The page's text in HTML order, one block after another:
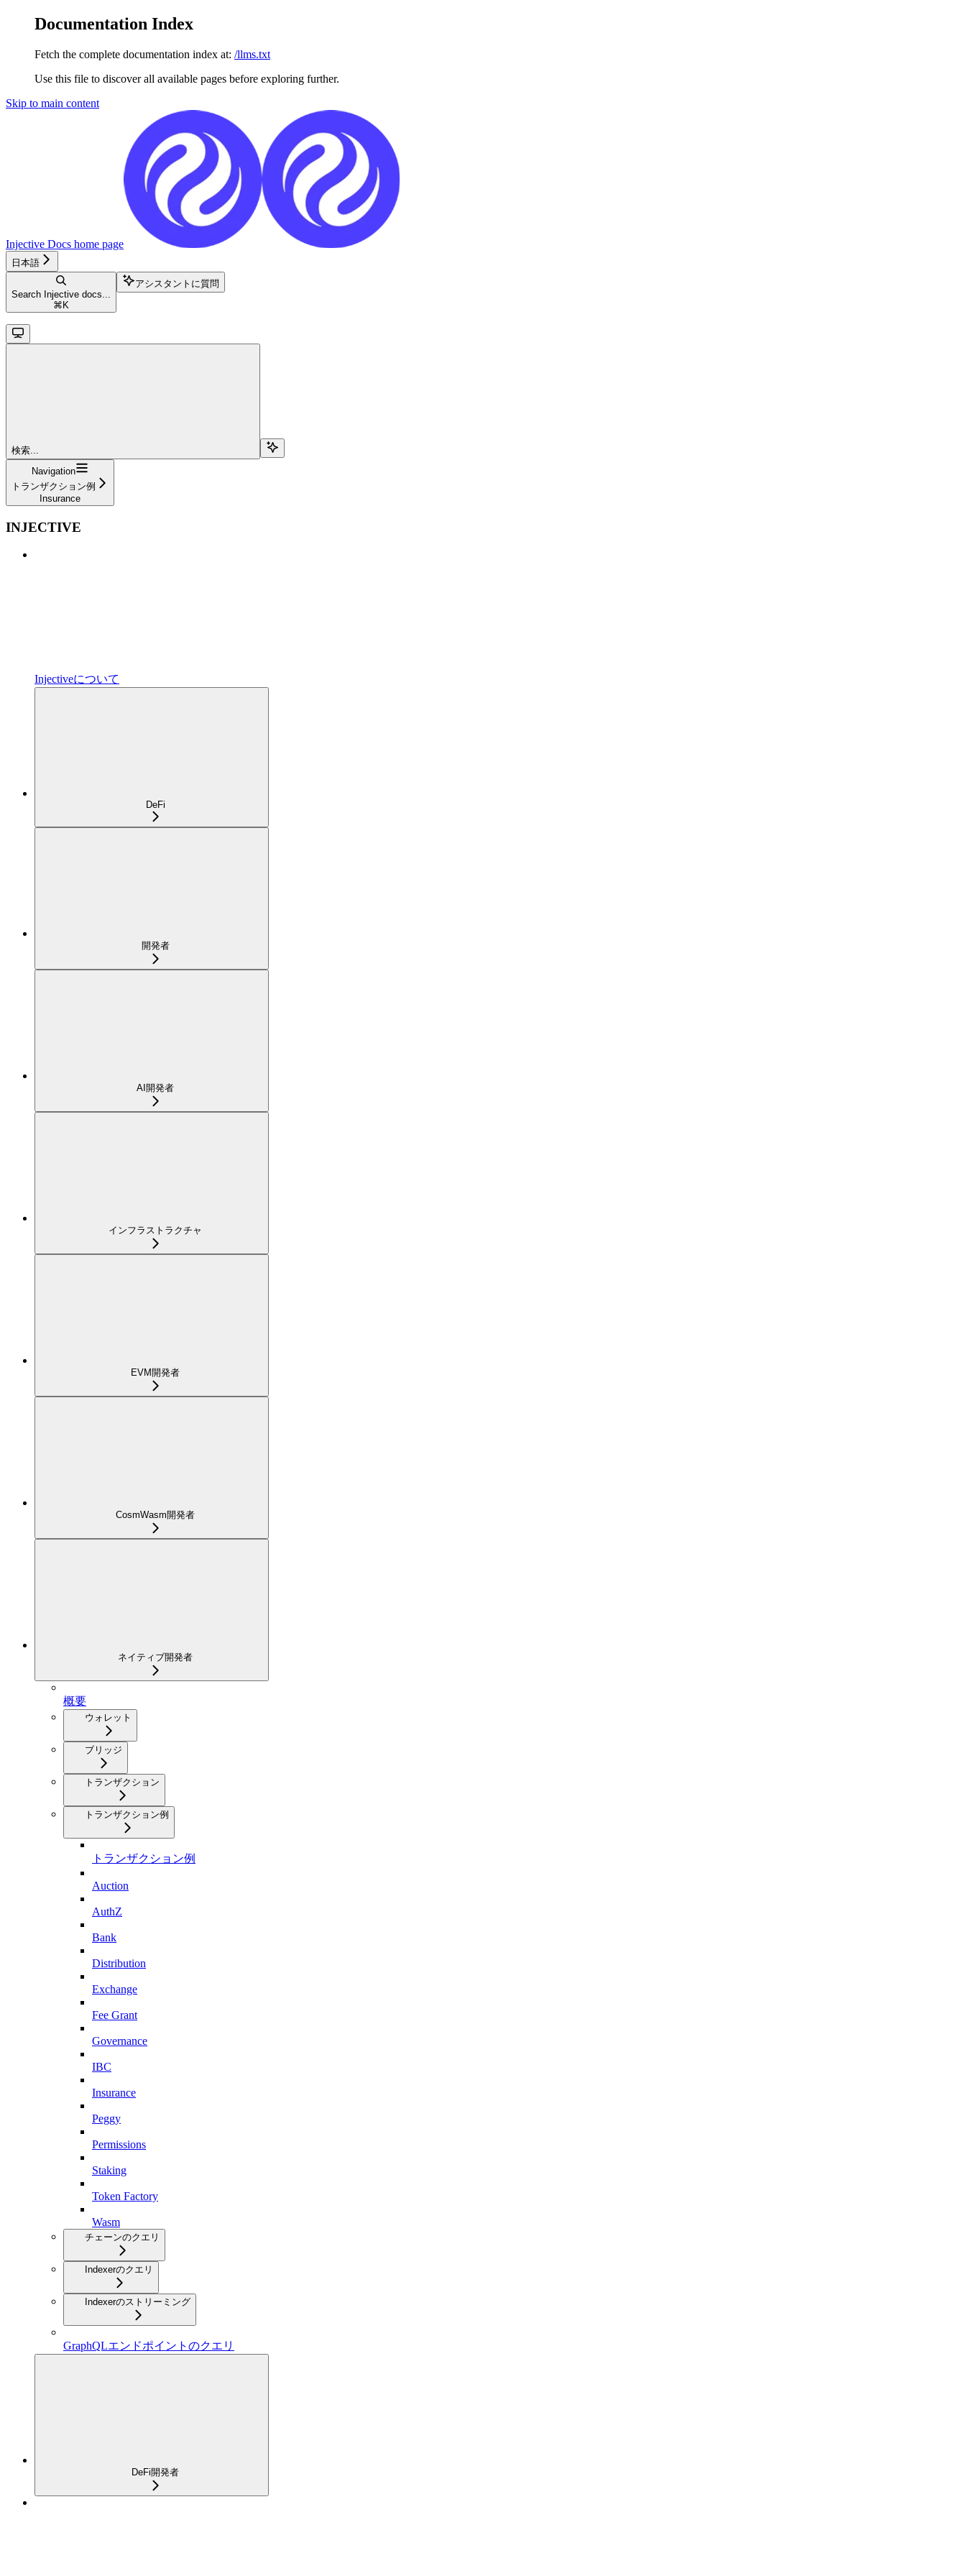
Documentation Index
Fetch the complete documentation index at: /llms.txt
Use this file to discover all available pages before exploring further.
Skip to main content
Injective Docs home page
日本語
Search Injective docs...
⌘ K
アシスタントに質問
検索...
Navigation
トランザクション例
Insurance
INJECTIVE
Injectiveについて
DeFi
開発者
AI開発者
インフラストラクチャ
EVM開発者
CosmWasm開発者
ネイティブ開発者
概要
ウォレット
ブリッジ
トランザクション
トランザクション例
トランザクション例
Auction
AuthZ
Bank
Distribution
Exchange
Fee Grant
Governance
IBC
Insurance
Peggy
Permissions
Staking
Token Factory
Wasm
チェーンのクエリ
Indexerのクエリ
Indexerのストリーミング
GraphQLエンドポイントのクエリ
DeFi開発者